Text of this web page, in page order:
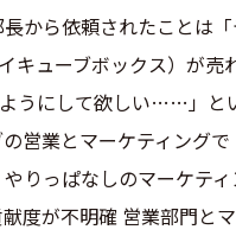
から依頼されたことは
キューブボックス）が売
うにして欲しい……」と
営業とマーケティングで
りっぱなしのマーケティ
度が不明確 営業部門とマ